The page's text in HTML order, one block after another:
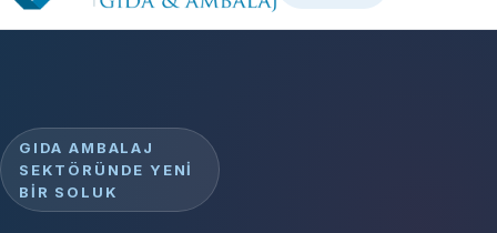
GIDA AMBALAJ
SEKTÖRÜNDE YENI
BIR SOLUK